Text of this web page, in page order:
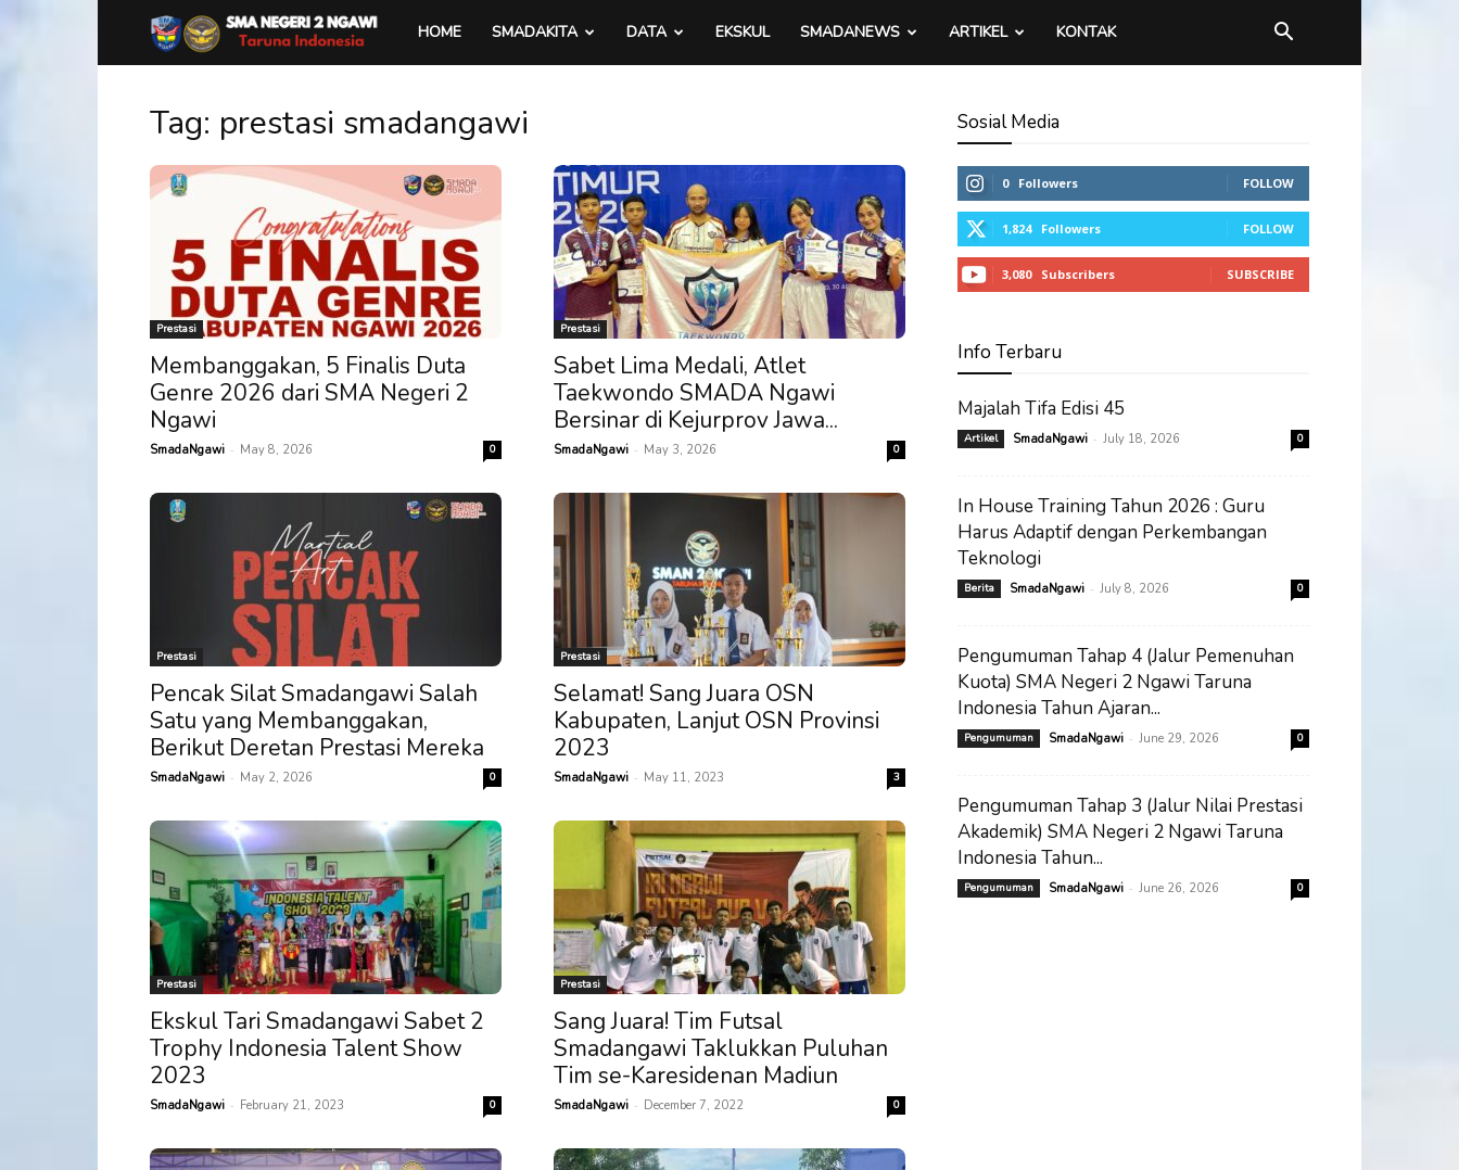
SMA
2
Ngawi
HOME SMADAKITA DATA EKSKUL SMADANEWS ARTIKEL KONTAK
Tag: prestasi smadangawi
Prestasi
Membanggakan, 5 Finalis Duta
Genre 2026 dari SMA Negeri 2
Ngawi
SmadaNgawi - May 8, 2026 0
Prestasi
Sabet Lima Medali, Atlet
Taekwondo SMADA Ngawi
Bersinar di Kejurprov Jawa...
SmadaNgawi - May 3, 2026 0
Prestasi
Pencak Silat Smadangawi Salah
Satu yang Membanggakan,
Berikut Deretan Prestasi Mereka
SmadaNgawi - May 2, 2026 0
Prestasi
Selamat! Sang Juara OSN
Kabupaten, Lanjut OSN Provinsi
2023
SmadaNgawi - May 11, 2023 3
Prestasi
Ekskul Tari Smadangawi Sabet 2
Trophy Indonesia Talent Show
2023
SmadaNgawi - February 21, 2023 0
Prestasi
Sang Juara! Tim Futsal
Smadangawi Taklukkan Puluhan
Tim se-Karesidenan Madiun
SmadaNgawi - December 7, 2022 0
Sosial Media
0 Followers FOLLOW
1,824 Followers FOLLOW
3,080 Subscribers SUBSCRIBE
Info Terbaru
Majalah Tifa Edisi 45
Artikel SmadaNgawi - July 18, 2026 0
In House Training Tahun 2026 : Guru
Harus Adaptif dengan Perkembangan
Teknologi
Berita SmadaNgawi - July 8, 2026 0
Pengumuman Tahap 4 (Jalur Pemenuhan
Kuota) SMA Negeri 2 Ngawi Taruna
Indonesia Tahun Ajaran...
Pengumuman SmadaNgawi - June 29, 2026 0
Pengumuman Tahap 3 (Jalur Nilai Prestasi
Akademik) SMA Negeri 2 Ngawi Taruna
Indonesia Tahun...
Pengumuman SmadaNgawi - June 26, 2026 0